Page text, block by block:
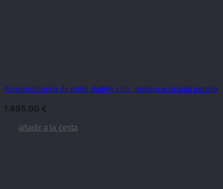
Armario/librería de estilo shabby chic, madera reciclada pintada
1.695,00 €
añadir a la cesta